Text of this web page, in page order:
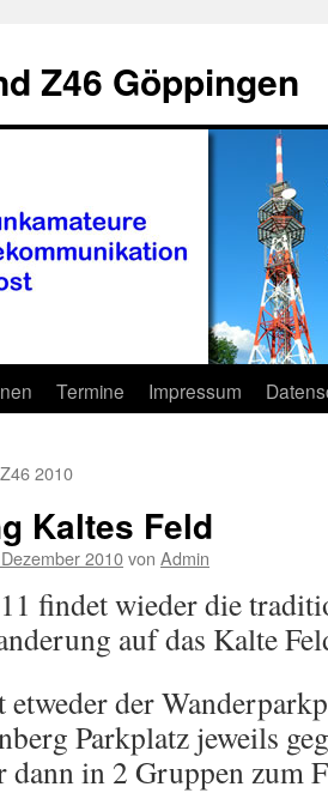
Z46 Göppingen
Termine Impressum
2010
Kaltes Feld
2010von Admin
findet wieder die
auf das Kalte
der
Parkplatz jeweils
dann in 2 Gruppen zum